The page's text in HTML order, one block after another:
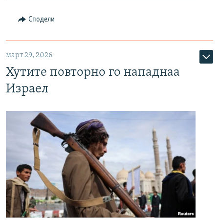
Сподели
март 29, 2026
Хутите повторно го нападнаа
Израел